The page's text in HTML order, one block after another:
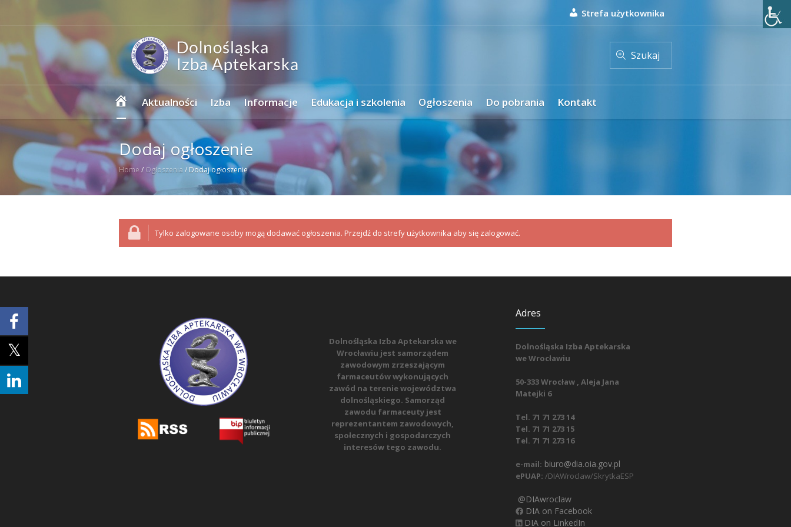
Strefa użytkownika
Szukaj
Strona
główna
Aktualności Izba Informacje Edukacja i szkolenia Ogłoszenia Do pobrania Kontakt
Dodaj ogłoszenie
Home / Ogłoszenia / Dodaj ogłoszenie
Tylko zalogowane osoby mogą dodawać ogłoszenia. Przejdź do strefy użytkownika aby się zalogować.
Dolnośląska Izba Aptekarska we
Wrocławiu jest samorządem
zawodowym zrzeszającym
farmaceutów wykonujących
zawód na terenie województwa
dolnośląskiego. Samorząd
zawodu farmaceuty jest
reprezentantem zawodowych,
społecznych i gospodarczych
interesów tego zawodu.
Adres
Dolnośląska Izba Aptekarska
we Wrocławiu
50-333 Wrocław , Aleja Jana
Matejki 6
Tel. 71 71 273 14
Tel. 71 71 273 15
Tel. 71 71 273 16
e-mail: biuro@dia.oia.gov.pl
ePUAP: /DIAWroclaw/SkrytkaESP
@DIAwroclaw
DIA on Facebook
DIA on LinkedIn